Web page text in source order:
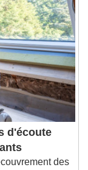
d'écoute